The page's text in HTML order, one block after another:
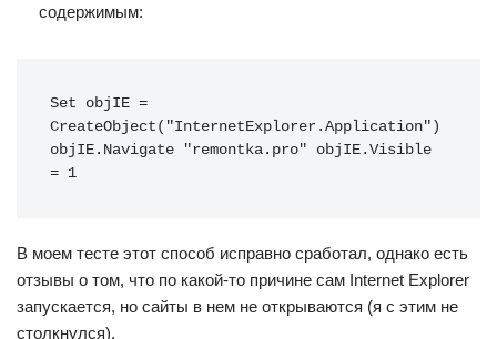
содержимым:
Set objIE =
CreateObject("InternetExplorer.Application")
objIE.Navigate "remontka.pro" objIE.Visible
= 1
В моем тесте этот способ исправно сработал, однако есть
отзывы о том, что по какой-то причине сам Internet Explorer
запускается, но сайты в нем не открываются (я с этим не
столкнулся).